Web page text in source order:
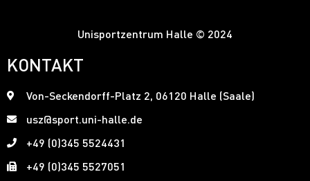
Unisportzentrum Halle © 2024
KONTAKT
Von-Seckendorff-Platz 2, 06120 Halle (Saale)
usz@sport.uni-halle.de
+49 (0)345 5524431
+49 (0)345 5527051